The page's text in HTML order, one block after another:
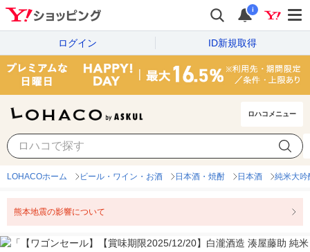
i
ログイン ID新規取得
ロハコメニュー
LOHACOホーム ビール・ワイン・お酒 日本酒・焼酎 日本酒 純米大吟
熊本地震の影響について